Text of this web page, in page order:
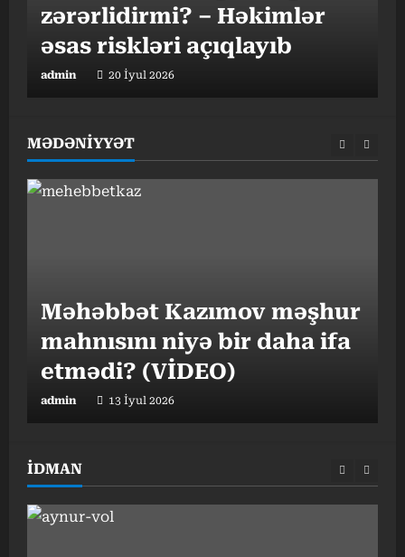
zərərlidirmi? – Həkimlər
əsas riskləri açıqlayıb
admin 20 İyul 2026
MƏDƏNİYYƏT
Məhəbbət Kazımov məşhur
mahnısını niyə bir daha ifa
etmədi? (VİDEO)
admin 13 İyul 2026
İDMAN